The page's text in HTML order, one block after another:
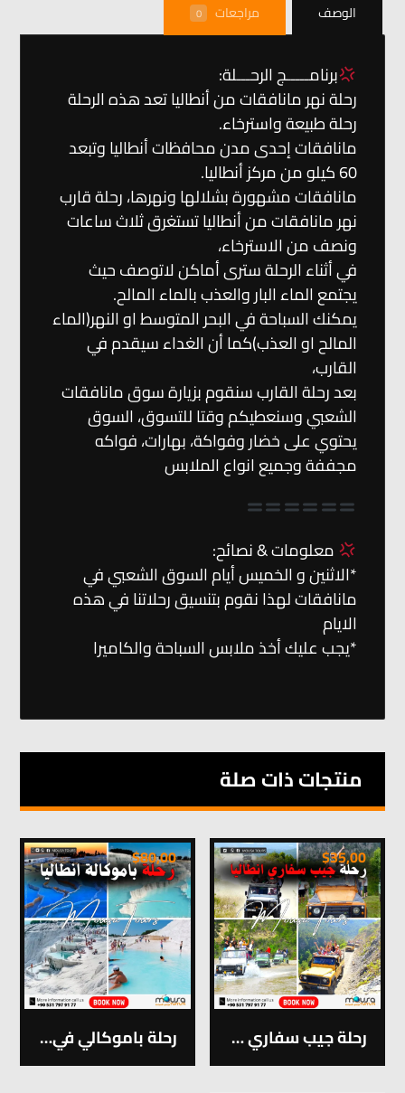
الوصف مراجعات 0
برنامـــــج الرحـــلة:
رحلة نهر مانافقات من أنطاليا تعد هذه الرحلة
رحلة طبيعة واسترخاء.
مانافقات إحدى مدن محافظات أنطاليا وتبعد
60 كيلو من مركز أنطاليا.
مانافقات مشهورة بشلالها ونهرها، رحلة قارب
نهر مانافقات من أنطاليا تستغرق ثلاث ساعات
ونصف من الاسترخاء،
في أثناء الرحلة سترى أماكن لاتوصف حيث
يجتمع الماء البار والعذب بالماء المالح.
يمكنك السباحة في البحر المتوسط او النهر(الماء
المالح او العذب)كما أن الغداء سيقدم في
القارب،
بعد رحلة القارب سنقوم بزيارة سوق مانافقات
الشعبي وسنعطيكم وقتا للتسوق، السوق
يحتوي على خضار وفواكة، بهارات، فواكه
مجففة وجميع انواع الملابس
معلومات & نصائح:
*الاثنين و الخميس أيام السوق الشعبي في
مانافقات لهذا نقوم بتنسيق رحلاتنا في هذه
الايام
*يجب عليك أخذ ملابس السباحة والكاميرا
منتجات ذات صلة
رحلة جيب سفاري في انطاليا
$35,00
رحلة باموكالي في انطاليا
$80,00